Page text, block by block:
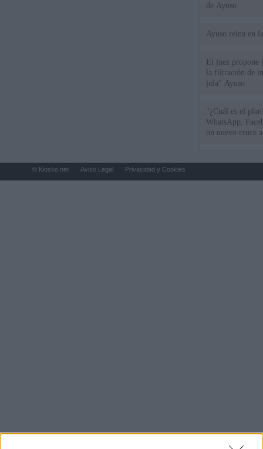
de Ayuso
Ayuso reina en
El juez propone
la filtración de
jefa" Ayuso
"¿Cuál es el
WhatsApp,
un nuevo cruce
© Kiosko.net Aviso Legal Privacidad y Cookies